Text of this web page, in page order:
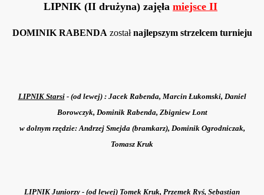
LIPNIK (II drużyna) zajęła miejsce II
DOMINIK RABENDA zostałnajlepszym strzelcem turnieju
LIPNIK Starsi- (od lewej) : Jacek Rabenda, Marcin Łukomski, Daniel
Borowczyk, Dominik Rabenda, Zbigniew Lont
w dolnym rzędzie: Andrzej Smejda (bramkarz), Dominik Ogrodniczak,
Tomasz Kruk
LIPNIK Juniorzy - (od lewej) Tomek Kruk, Przemek Ryś, Sebastian